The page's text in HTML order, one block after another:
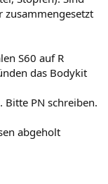
zusammengesetzt
S60 auf R
das Bodykit
Bitte PN schreiben.
abgeholt